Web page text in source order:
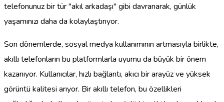
telefonunuz bir tür "akıl arkadaşı" gibi davranarak, günlük
yaşamınızı daha da kolaylaştırıyor.
Son dönemlerde, sosyal medya kullanımının artmasıyla birlikte,
akıllı telefonların bu platformlarla uyumu da büyük bir önem
kazanıyor. Kullanıcılar, hızlı bağlantı, akıcı bir arayüz ve yüksek
görüntü kalitesi arıyor. Bir akıllı telefon, bu özellikleri